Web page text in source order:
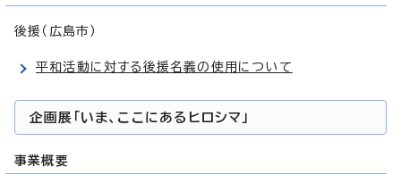
後援（広島市）
平和活動に対する後援名義の使用について
企画展「いま、ここにあるヒロシマ」
事業概要